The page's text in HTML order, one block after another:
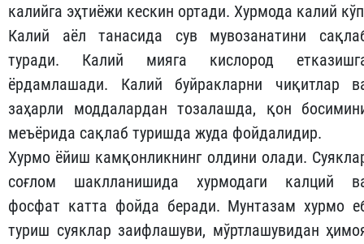
калийга эҳтиёжи кескин ортади. Хурмода калий
Калий аёл танасида сув мувозанатини
туради. Калий мияга кислород
ёрдамлашади. Калий буйракларни чиқитлар
заҳарли моддалардан тозалашда, қон
меъёрида сақлаб туришда жуда фойдалидир.
Хурмо ёйиш камқонликнинг олдини олади.
соғлом шаклланишида хурмодаги калций
фосфат катта фойда беради. Мунтазам хурмо
туриш суяклар заифлашуви, мўртлашувидан